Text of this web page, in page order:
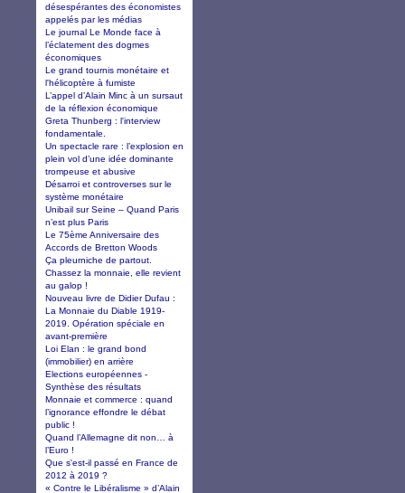
désespérantes des économistes
appelés par les médias
Le journal Le Monde face à
l’éclatement des dogmes
économiques
Le grand tournis monétaire et
l'hélicoptère à fumiste
L’appel d’Alain Minc à un sursaut
de la réflexion économique
Greta Thunberg : l'interview
fondamentale.
Un spectacle rare : l’explosion en
plein vol d’une idée dominante
trompeuse et abusive
Désarroi et controverses sur le
système monétaire
Unibail sur Seine – Quand Paris
n’est plus Paris
Le 75ème Anniversaire des
Accords de Bretton Woods
Ça pleurniche de partout.
Chassez la monnaie, elle revient
au galop !
Nouveau livre de Didier Dufau :
La Monnaie du Diable 1919-
2019. Opération spéciale en
avant-première
Loi Elan : le grand bond
(immobilier) en arrière
Elections européennes -
Synthèse des résultats
Monnaie et commerce : quand
l’ignorance effondre le débat
public !
Quand l’Allemagne dit non… à
l’Euro !
Que s'est-il passé en France de
2012 à 2019 ?
« Contre le Libéralisme » d’Alain